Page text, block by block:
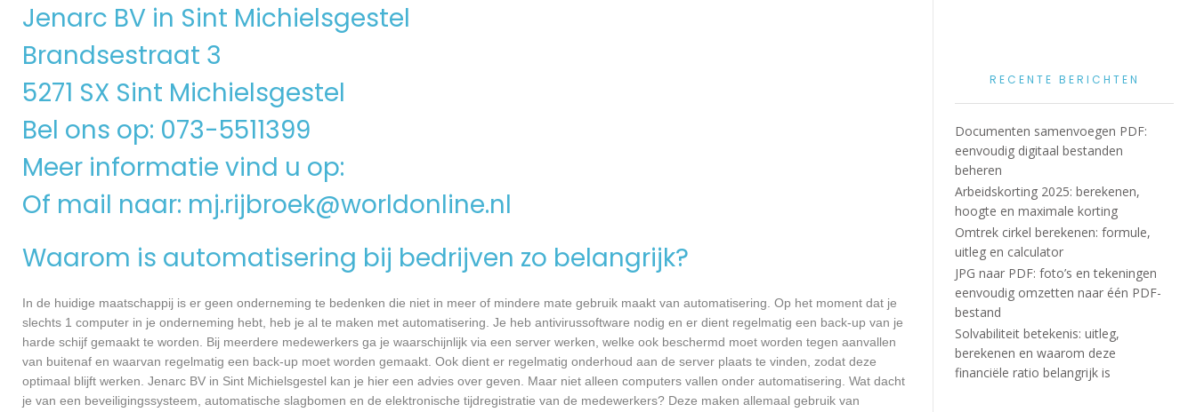
Jenarc BV in Sint Michielsgestel
Brandsestraat 3
5271 SX Sint Michielsgestel
Bel ons op: 073-5511399
Meer informatie vind u op:
Of mail naar: mj.rijbroek@worldonline.nl
Waarom is automatisering bij bedrijven zo belangrijk?
In de huidige maatschappij is er geen onderneming te bedenken die niet in meer of mindere mate gebruik maakt van automatisering. Op het moment dat je
slechts 1 computer in je onderneming hebt, heb je al te maken met automatisering. Je heb antivirussoftware nodig en er dient regelmatig een back-up van je
harde schijf gemaakt te worden. Bij meerdere medewerkers ga je waarschijnlijk via een server werken, welke ook beschermd moet worden tegen aanvallen
van buitenaf en waarvan regelmatig een back-up moet worden gemaakt. Ook dient er regelmatig onderhoud aan de server plaats te vinden, zodat deze
optimaal blijft werken. Jenarc BV in Sint Michielsgestel kan je hier een advies over geven. Maar niet alleen computers vallen onder automatisering. Wat dacht
je van een beveiligingssysteem, automatische slagbomen en de elektronische tijdregistratie van de medewerkers? Deze maken allemaal gebruik van
RECENTE BERICHTEN
Documenten samenvoegen PDF:
eenvoudig digitaal bestanden
beheren
Arbeidskorting 2025: berekenen,
hoogte en maximale korting
Omtrek cirkel berekenen: formule,
uitleg en calculator
JPG naar PDF: foto’s en tekeningen
eenvoudig omzetten naar één PDF-
bestand
Solvabiliteit betekenis: uitleg,
berekenen en waarom deze
financiële ratio belangrijk is